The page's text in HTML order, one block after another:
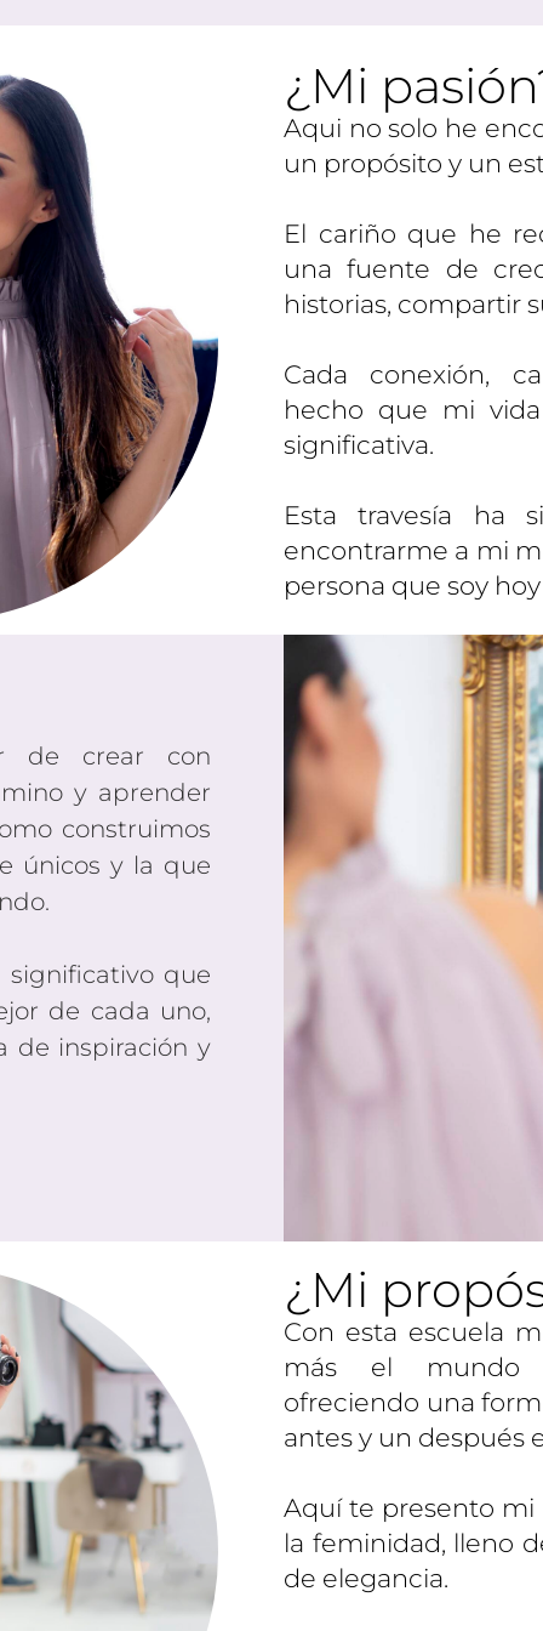
¿Mi
Aqui no solo he
un propósito y un
El cariño que he
una fuente de
historias, compartir
Cada conexión,
hecho que mi
significativa.
Esta travesía ha
encontrarme a mi
persona que soy
de crear con
y aprender
construimos
únicos y la que
que
de cada uno,
de inspiración y
¿Mi
Con esta escuela
más el mundo
ofreciendo una
antes y un después
Aquí te presento mi
la feminidad, lleno
de elegancia.